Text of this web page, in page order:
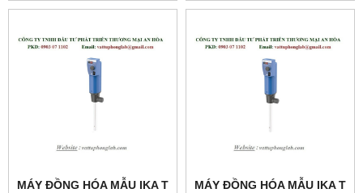
MÁY ĐỒNG HÓA MẪU IKA T
MÁY ĐỒNG HÓA MẪU IKA T